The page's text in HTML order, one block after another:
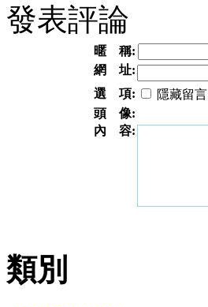
發表評論
暱 稱:
網 址:
選 項:
隱藏留言
頭 像:
內 容:
類別